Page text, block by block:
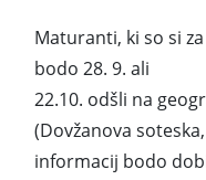
Maturanti, ki so si
bodo 28. 9. ali
22.10. odšli na
(Dovžanova
informacij bodo